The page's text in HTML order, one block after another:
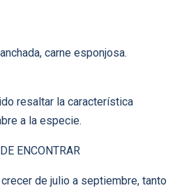
carne esponjosa.
resaltar la característica
a la especie.
ENCONTRAR
de julio a septiembre, tanto